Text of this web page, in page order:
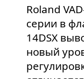
Roland
серии в
14DSX
новый